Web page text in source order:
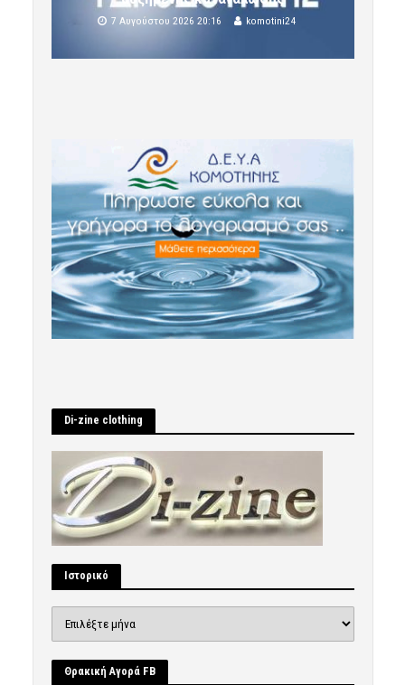
7 Αυγούστου 2026 20:16 komotini24
Di-zine clothing
Ιστορικό
Θρακική Αγορά FB